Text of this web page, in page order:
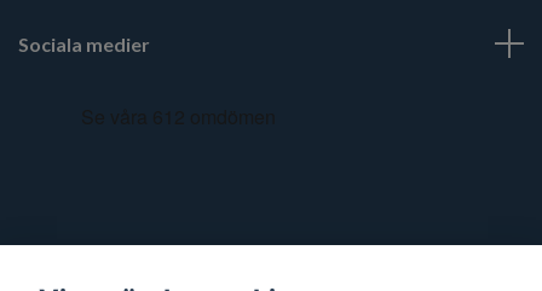
Sociala medier